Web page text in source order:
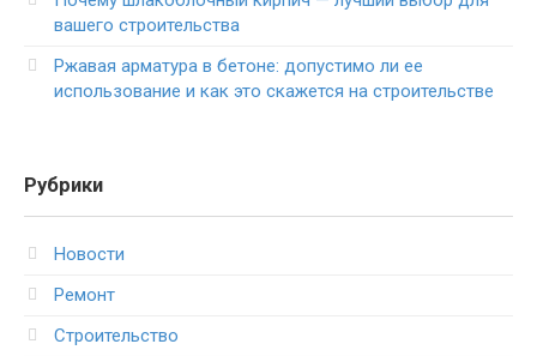
вашего строительства
Ржавая арматура в бетоне: допустимо ли ее
использование и как это скажется на строительстве
Рубрики
Новости
Ремонт
Строительство